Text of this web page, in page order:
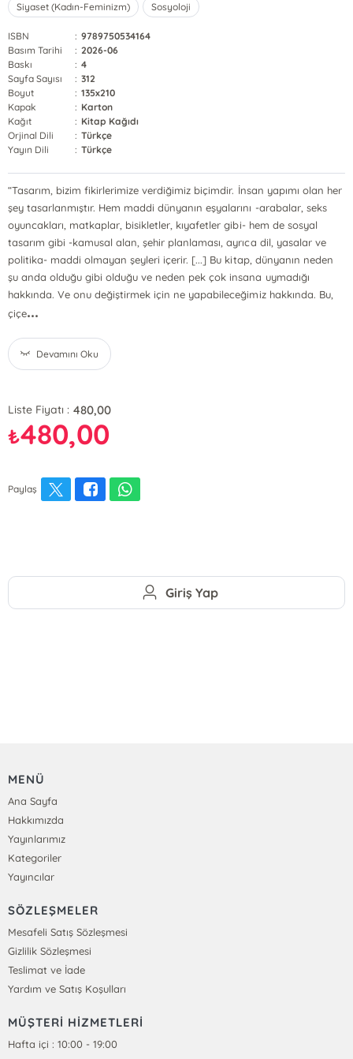
Siyaset (Kadın-Feminizm) Sosyoloji
ISBN : 9789750534164
Basım Tarihi
: 2026-06
Baskı
: 4
Sayfa Sayısı
: 312
Boyut
: 135x210
Kapak
: Karton
Kağıt
: Kitap Kağıdı
Orjinal Dili
: Türkçe
Yayın Dili
: Türkçe
“Tasarım, bizim fikirlerimize verdiğimiz biçimdir. İnsan yapımı olan her
şey tasarlanmıştır. Hem maddi dünyanın eşyalarını -arabalar, seks
oyuncakları, matkaplar, bisikletler, kıyafetler gibi- hem de sosyal
tasarım gibi -kamusal alan, şehir planlaması, ayrıca dil, yasalar ve
politika- maddi olmayan şeyleri içerir. [...] Bu kitap, dünyanın neden
şu anda olduğu gibi olduğu ve neden pek çok insana uymadığı
hakkında. Ve onu değiştirmek için ne yapabileceğimiz hakkında. Bu,
çiçe...
Devamını Oku
Liste Fiyatı : 480,00
₺480,00
Paylaş
Giriş Yap
MENÜ
Ana Sayfa
Hakkımızda
Yayınlarımız
Kategoriler
Yayıncılar
SÖZLEŞMELER
Mesafeli Satış Sözleşmesi
Gizlilik Sözleşmesi
Teslimat ve İade
Yardım ve Satış Koşulları
MÜŞTERİ HİZMETLERİ
Hafta içi : 10:00 - 19:00